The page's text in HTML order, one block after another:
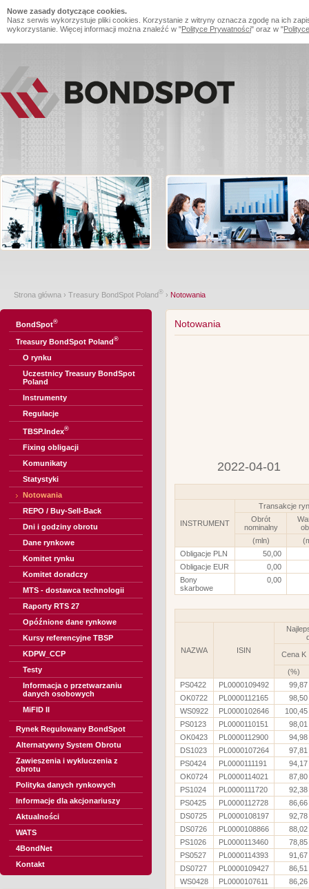
Nowe zasady dotyczące cookies.
Nasz serwis wykorzystuje pliki cookies. Korzystanie z witryny oznacza zgodę na ich
wykorzystanie. Więcej informacji można znaleźć w "Polityce Prywatności" oraz w "
Strona główna › Treasury BondSpot Poland® › Notowania
BondSpot®
Treasury BondSpot Poland®
O rynku
Uczestnicy Treasury BondSpot
Poland
Instrumenty
Regulacje
TBSP.Index®
Fixing obligacji
Komunikaty
Statystyki
Notowania
REPO / Buy-Sell-Back
Dni i godziny obrotu
Dane rynkowe
Komitet rynku
Komitet doradczy
MTS - dostawca technologii
Raporty RTS 27
Opóźnione dane rynkowe
Kursy referencyjne TBSP
KDPW_CCP
Testy
Informacja o przetwarzaniu
danych osobowych
MiFID II
Rynek Regulowany BondSpot
Alternatywny System Obrotu
Zawieszenia i wykluczenia z
obrotu
Polityka danych rynkowych
Informacje dla akcjonariuszy
Aktualności
WATS
4BondNet
Kontakt
Notowania
2022-04-01
INSTRUMENT
Transakcje
Obrót
nominalny
(mln)
Obligacje PLN
50,00
Obligacje EUR
0,00
Bony
skarbowe
0,00
NAZWA ISIN Cena K
(%)
PS0422
PL0000109492
99,87
OK0722
PL0000112165
98,50
WS0922
PL0000102646
100,45
PS0123
PL0000110151
98,01
OK0423
PL0000112900
94,98
DS1023
PL0000107264
97,81
PS0424
PL0000111191
94,17
OK0724
PL0000114021
87,80
PS1024
PL0000111720
92,38
PS0425
PL0000112728
86,66
DS0725
PL0000108197
92,78
DS0726
PL0000108866
88,02
PS1026
PL0000113460
78,85
PS0527
PL0000114393
91,67
DS0727
PL0000109427
86,51
WS0428
PL0000107611
86,26